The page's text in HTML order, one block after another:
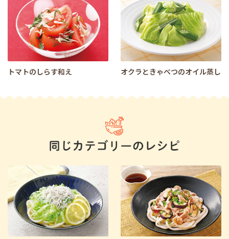
トマトのしらす和え オクラときゃべつのオイル蒸し